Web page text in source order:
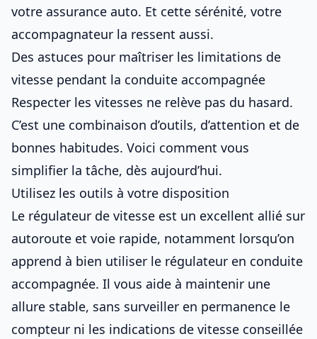
votre assurance auto. Et cette sérénité, votre
accompagnateur la ressent aussi.
Des astuces pour maîtriser les limitations de
vitesse pendant la conduite accompagnée
Respecter les vitesses ne relève pas du hasard.
C’est une combinaison d’outils, d’attention et de
bonnes habitudes. Voici comment vous
simplifier la tâche, dès aujourd’hui.
Utilisez les outils à votre disposition
Le régulateur de vitesse est un excellent allié sur
autoroute et voie rapide, notamment lorsqu’on
apprend à bien utiliser le régulateur en conduite
accompagnée. Il vous aide à maintenir une
allure stable, sans surveiller en permanence le
compteur ni les indications de vitesse conseillée